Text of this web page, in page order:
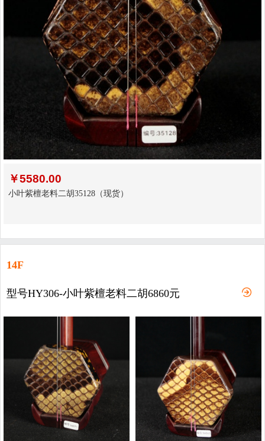
￥5580.00
小叶紫檀老料二胡35128（现货）
14F
型号HY306-小叶紫檀老料二胡6860元